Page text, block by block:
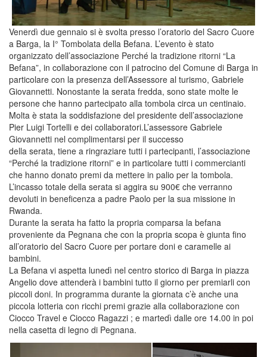
Venerdì due gennaio si è svolta presso l’oratorio del Sacro Cuore
a Barga, la I° Tombolata della Befana. L’evento è stato
organizzato dell’associazione Perché la tradizione ritorni “La
Befana”, in collaborazione con il patrocino del Comune di Barga in
particolare con la presenza dell’Assessore al turismo, Gabriele
Giovannetti. Nonostante la serata fredda, sono state molte le
persone che hanno partecipato alla tombola circa un centinaio.
Molta è stata la soddisfazione del presidente dell’associazione
Pier Luigi Tortelli e dei collaboratori.L’assessore Gabriele
Giovannetti nel complimentarsi per il successo
della serata, tiene a ringraziare tutti i partecipanti, l’associazione
“Perché la tradizione ritorni” e in particolare tutti i commercianti
che hanno donato premi da mettere in palio per la tombola.
L’incasso totale della serata si aggira su 900€ che verranno
devoluti in beneficenza a padre Paolo per la sua missione in
Rwanda.
Durante la serata ha fatto la propria comparsa la befana
proveniente da Pegnana che con la propria scopa è giunta fino
all’oratorio del Sacro Cuore per portare doni e caramelle ai
bambini.
La Befana vi aspetta lunedì nel centro storico di Barga in piazza
Angelio dove attenderà i bambini tutto il giorno per premiarli con
piccoli doni. In programma durante la giornata c’è anche una
piccola lotteria con ricchi premi grazie alla collaborazione con
Ciocco Travel e Ciocco Ragazzi ; e martedì dalle ore 14.00 in poi
nella casetta di legno di Pegnana.